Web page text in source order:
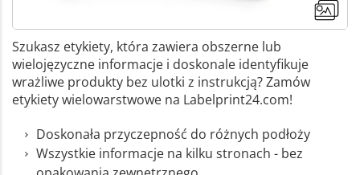
Szukasz etykiety, która zawiera obszerne lub
wielojęzyczne informacje i doskonale identyfikuje
wrażliwe produkty bez ulotki z instrukcją? Zamów
etykiety wielowarstwowe na Labelprint24.com!
Doskonała przyczepność do różnych podłoży
Wszystkie informacje na kilku stronach - bez